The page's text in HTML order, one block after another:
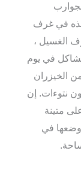
في غرف
الغسيل ،
في يوم
الخيزران
نتوءات. إن
متينة
في